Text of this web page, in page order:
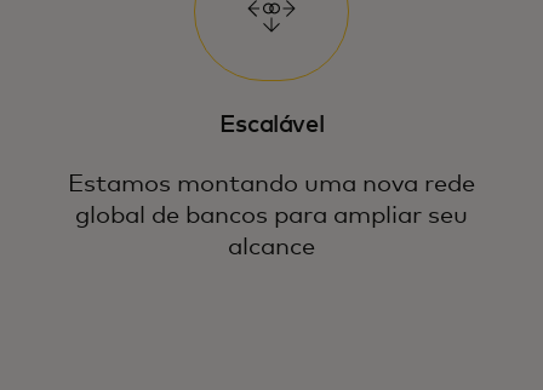
Escalável
Estamos montando uma nova rede
global de bancos para ampliar seu
alcance